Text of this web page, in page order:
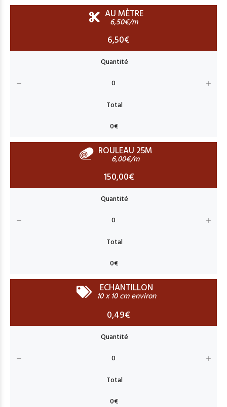
AU MÈTRE
6,50€/m
6,50€
ROULEAU 25M
6,00€/m
150,00€
ECHANTILLON
10 x 10 cm environ
0,49€